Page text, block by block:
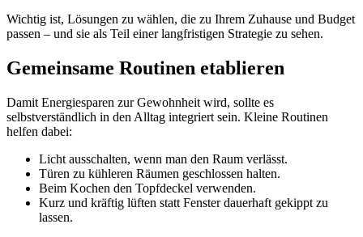
Wichtig ist, Lösungen zu wählen, die zu Ihrem Zuhause und Budget
passen – und sie als Teil einer langfristigen Strategie zu sehen.
Gemeinsame Routinen etablieren
Damit Energiesparen zur Gewohnheit wird, sollte es
selbstverständlich in den Alltag integriert sein. Kleine Routinen
helfen dabei:
Licht ausschalten, wenn man den Raum verlässt.
Türen zu kühleren Räumen geschlossen halten.
Beim Kochen den Topfdeckel verwenden.
Kurz und kräftig lüften statt Fenster dauerhaft gekippt zu
lassen.